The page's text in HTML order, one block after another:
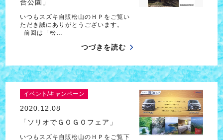
合公園」
いつもスズキ自販松山のＨＰをご覧い
ただき誠にありがとうございます。
前回は「松…
つづきを読む
イベント/キャンペーン
2020.12.08
「ソリオでＧＯＧＯフェア」
いつもスズキ自販松山のＨＰをご覧下